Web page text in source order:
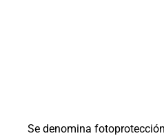
Se denomina